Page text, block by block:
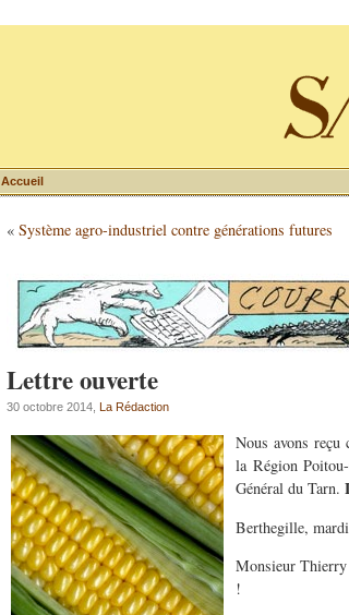
Accueil
« Système agro-industriel contre générations futures
Lettre ouverte
30 octobre 2014, La Rédaction
Nous avons reçu
la Région
Général du Tarn.
Berthegille,
Monsieur Thierry
!